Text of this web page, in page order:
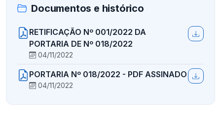
Documentos e histórico
RETIFICAÇÃO Nº 001/2022 DA
PORTARIA DE Nº 018/2022
04/11/2022
PORTARIA Nº 018/2022 - PDF ASSINADO
04/11/2022